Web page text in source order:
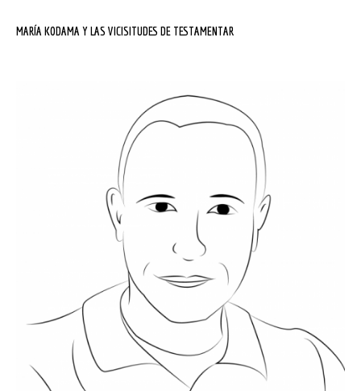
MARÍA KODAMA Y LAS VICISITUDES DE TESTAMENTAR